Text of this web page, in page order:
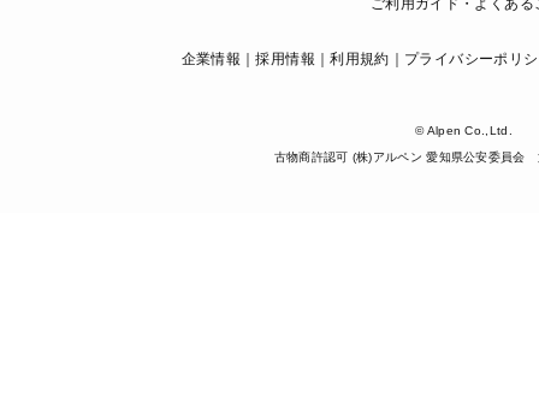
企業情報 採用情報 利用規約 プライバシーポリ
© Alpen Co.,Ltd.
古物商許認可 (株)アルペン 愛知県公安委員